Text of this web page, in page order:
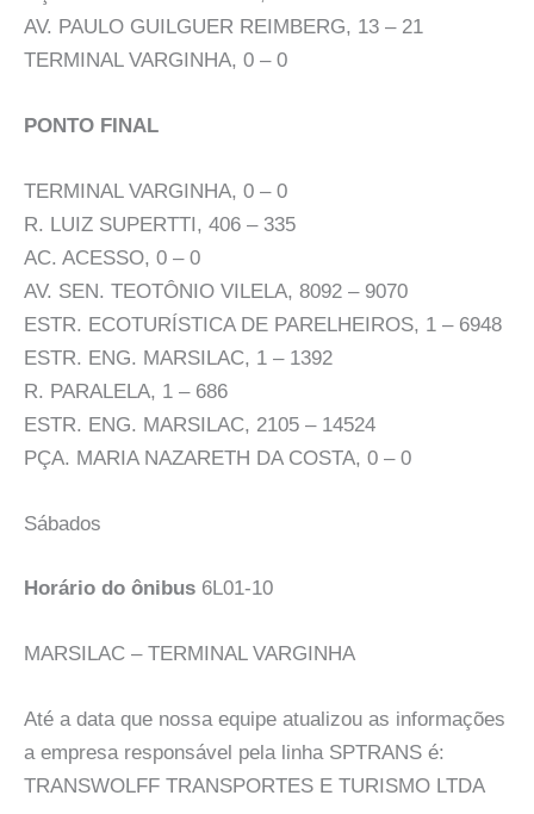
AV. PAULO GUILGUER REIMBERG, 13 – 21
TERMINAL VARGINHA, 0 – 0
PONTO FINAL
TERMINAL VARGINHA, 0 – 0
R. LUIZ SUPERTTI, 406 – 335
AC. ACESSO, 0 – 0
AV. SEN. TEOTÔNIO VILELA, 8092 – 9070
ESTR. ECOTURÍSTICA DE PARELHEIROS, 1 – 6948
ESTR. ENG. MARSILAC, 1 – 1392
R. PARALELA, 1 – 686
ESTR. ENG. MARSILAC, 2105 – 14524
PÇA. MARIA NAZARETH DA COSTA, 0 – 0
Sábados
Horário do ônibus 6L01-10
MARSILAC – TERMINAL VARGINHA
Até a data que nossa equipe atualizou as informações
a empresa responsável pela linha SPTRANS é:
TRANSWOLFF TRANSPORTES E TURISMO LTDA